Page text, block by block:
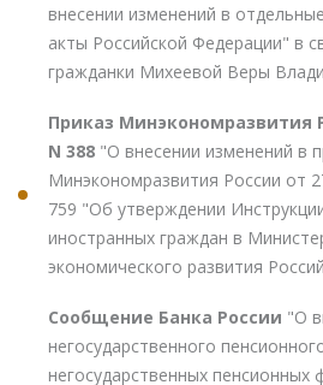
внесении изменений в
акты Российской Федерации" в
гражданки Михеевой Веры
Приказ Минэкономразвития
N 388 "О внесении изменений в
Минэкономразвития России от
759 "Об утверждении
иностранных граждан в
экономического развития
Сообщение Банка России "О
негосударственного
негосударственных пенсионных